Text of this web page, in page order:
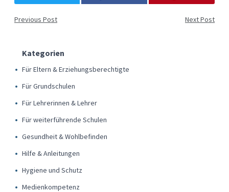
Previous Post Next Post
Kategorien
Für Eltern & Erziehungsberechtigte
Für Grundschulen
Für Lehrerinnen & Lehrer
Für weiterführende Schulen
Gesundheit & Wohlbefinden
Hilfe & Anleitungen
Hygiene und Schutz
Medienkompetenz